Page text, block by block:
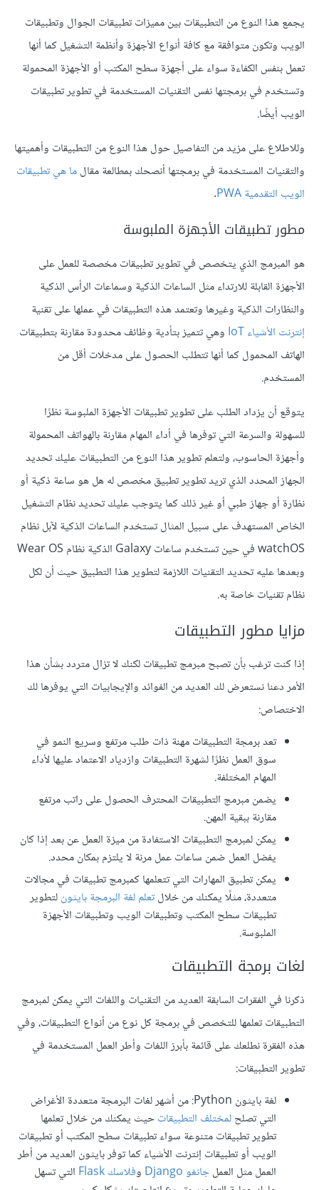
يجمع هذا النوع من التطبيقات بين مميزات تطبيقات الجوال وتطبيقات
الويب وتكون متوافقة مع كافة أنواع الأجهزة وأنظمة التشغيل كما أنها
تعمل بنفس الكفاءة سواء على أجهزة سطح المكتب أو الأجهزة المحمولة
وتستخدم في برمجتها نفس التقنيات المستخدمة في تطوير تطبيقات
الويب أيضًا.
وللاطلاع على مزيد من التفاصيل حول هذا النوع من التطبيقات وأهميتها
والتقنيات المستخدمة في برمجتها أنصحك بمطالعة مقالما هي تطبيقات
الويب التقدمية PWA
.
مطور تطبيقات الأجهزة الملبوسة
هو المبرمج الذي يتخصص في تطوير تطبيقات مخصصة للعمل على
الأجهزة القابلة للارتداء مثل الساعات الذكية وسماعات الرأس الذكية
والنظارات الذكية وغيرها وتعتمد هذه التطبيقات في عملها على تقنية
إنترنت الأشياء IoT
وهي تتميز بتأدية وظائف محدودة مقارنة بتطبيقات
الهاتف المحمول كما أنها تتطلب الحصول على مدخلات أقل من
المستخدم.
يتوقع أن يزداد الطلب على تطوير تطبيقات الأجهزة الملبوسة نظرًا
للسهولة والسرعة التي توفرها في أداء المهام مقارنة بالهواتف المحمولة
وأجهزة الحاسوب، ولتعلم تطوير هذا النوع من التطبيقات عليك تحديد
الجهاز المحدد الذي تريد تطوير تطبيق مخصص له هل هو ساعة ذكية أو
نظارة أو جهاز طبي أو غير ذلك كما يتوجب عليك تحديد نظام التشغيل
الخاص المستهدف على سبيل المثال تستخدم الساعات الذكية لآبل نظام
watchOS في حين تستخدم ساعات Galaxy الذكية نظام Wear OS
وبعدها عليه تحديد التقنيات اللازمة لتطوير هذا التطبيق حيث أن لكل
نظام تقنيات خاصة به.
مزايا مطور التطبيقات
إذا كنت ترغب بأن تصبح مبرمج تطبيقات لكنك لا تزال متردد بشأن هذا
الأمر دعنا نستعرض لك العديد من الفوائد والإيجابيات التي يوفرها لك
الاختصاص:
تعد برمجة التطبيقات مهنة ذات طلب مرتفع وسريع النمو في
سوق العمل نظرًا لشهرة التطبيقات وازدياد الاعتماد عليها لأداء
المهام المختلفة.
يضمن مبرمج التطبيقات المحترف الحصول على راتب مرتفع
مقارنة ببقية المهن.
يمكن لمبرمج التطبيقات الاستفادة من ميزة العمل عن بعد إذا كان
يفضل العمل ضمن ساعات عمل مرنة لا يلتزم بمكان محدد.
يمكن تطبيق المهارات التي تتعلمها كمبرمج تطبيقات في مجالات
متعددة، مثلًا يمكنك من خلالتعلم لغة البرمجة بايثونلتطوير
تطبيقات سطح المكتب وتطبيقات الويب وتطبيقات الأجهزة
الملبوسة.
لغات برمجة التطبيقات
ذكرنا في الفقرات السابقة العديد من التقنيات واللغات التي يمكن لمبرمج
التطبيقات تعلمها للتخصص في برمجة كل نوع من أنواع التطبيقات، وفي
هذه الفقرة نطلعك على قائمة بأبرز اللغات وأطر العمل المستخدمة في
تطوير التطبيقات:
لغة بايثون Python: من أشهر لغات البرمجة متعددة الأغراض
التي تصلحلمختلف التطبيقاتحيث يمكنك من خلال تعلمها
تطوير تطبيقات متنوعة سواء تطبيقات سطح المكتب أو تطبيقات
الويب أو تطبيقات إنترنت الأشياء كما توفر بايثون العديد من أطر
العمل مثل العملجانغو Django وفلاسك Flask
التي تسهل